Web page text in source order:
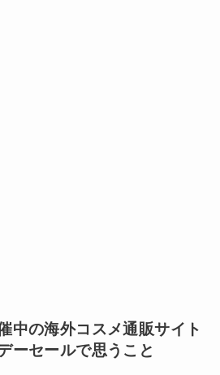
中の海外コスメ通販サイト
ーセールで思うこと